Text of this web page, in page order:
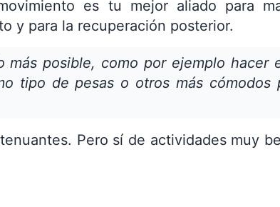
es tu mejor aliado para
y para la recuperación posterior.
más posible, como por ejemplo hacer
tipo de pesas o otros más cómodos
Pero sí de actividades muy